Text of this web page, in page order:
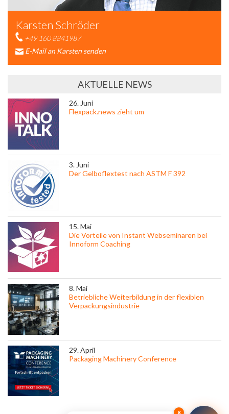
Karsten Schröder
+49 160 8841987
E-Mail an Karsten senden
AKTUELLE NEWS
26. Juni
Flexpack.news zieht um
3. Juni
Der Gelboflextest nach ASTM F 392
15. Mai
Die Vorteile von Instant Webseminaren bei
Innoform Coaching
8. Mai
Betriebliche Weiterbildung in der flexiblen
Verpackungsindustrie
29. April
Packaging Machinery Conference